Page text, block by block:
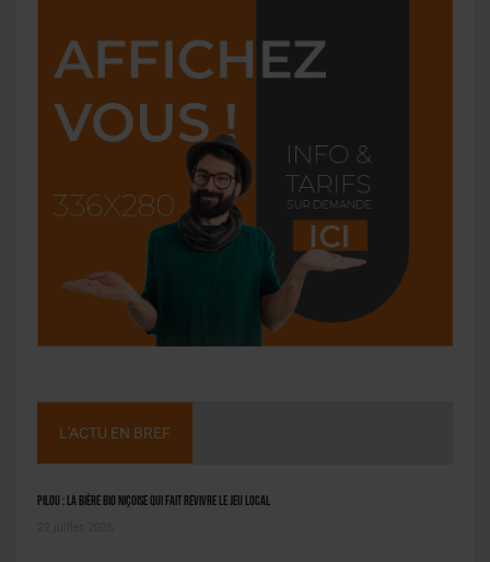
L'ACTU EN BREF
Pilou : la bière bio niçoise qui fait revivre le jeu local